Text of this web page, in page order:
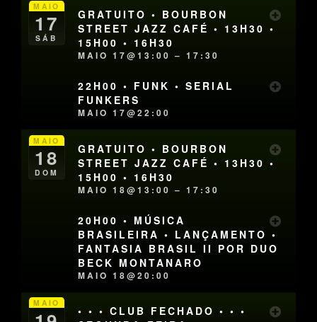
MAIO
17
SÁB
GRATUITO • BOURBON
STREET JAZZ CAFÉ • 13H30 •
15H00 • 16H30
MAIO 17@13:00 – 17:30
22H00 • FUNK • SERIAL
FUNKERS
MAIO 17@22:00
MAIO
18
DOM
GRATUITO • BOURBON
STREET JAZZ CAFÉ • 13H30 •
15H00 • 16H30
MAIO 18@13:00 – 17:30
20H00 • MÚSICA
BRASILEIRA • LANÇAMENTO •
FANTASIA BRASIL II POR DUO
BECK MONTANARO
MAIO 18@20:00
MAIO
• • • CLUB FECHADO • • •